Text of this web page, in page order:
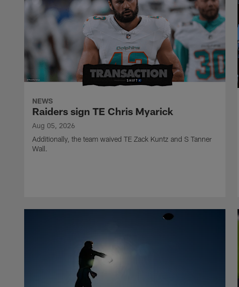
NEWS
Raiders sign TE Chris Myarick
Aug 05, 2026
Additionally, the team waived TE Zack Kuntz and S Tanner
Wall.